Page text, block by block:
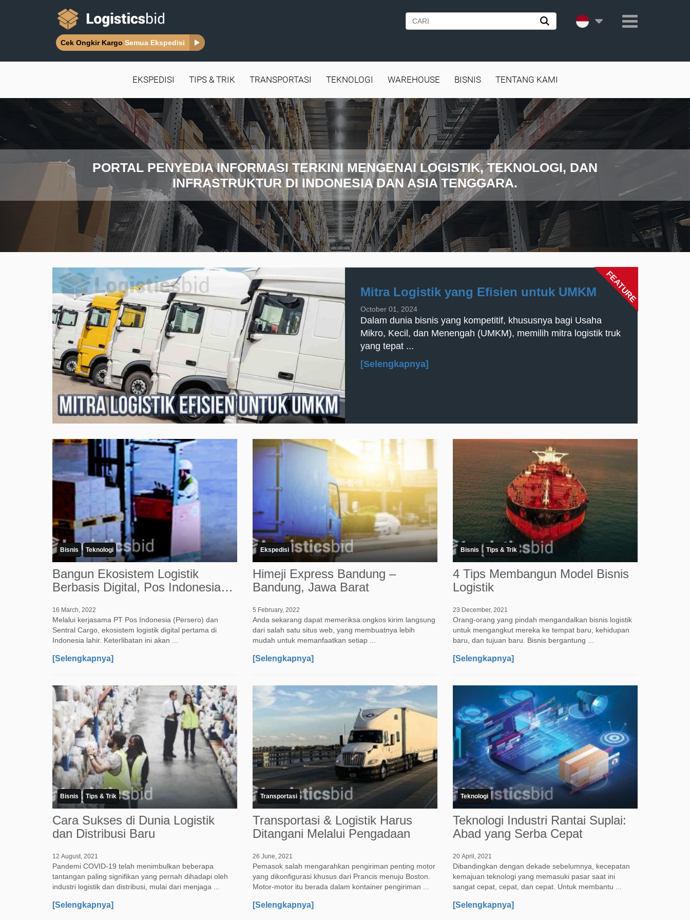
Cek Ongkir Kargo Semua Ekspedisi
EKSPEDISI TIPS & TRIK TRANSPORTASI TEKNOLOGI WAREHOUSE BISNIS TENTANG KAMI
PORTAL PENYEDIA INFORMASI TERKINI MENGENAI LOGISTIK, TEKNOLOGI, DAN
INFRASTRUKTUR DI INDONESIA DAN ASIA TENGGARA.
FEATURE
Mitra Logistik yang Efisien untuk UMKM
October 01, 2024
Dalam dunia bisnis yang kompetitif, khususnya bagi Usaha
Mikro, Kecil, dan Menengah (UMKM), memilih mitra logistik truk
yang tepat ...
[Selengkapnya]
Bisnis Teknologi
Bangun Ekosistem Logistik
Berbasis Digital, Pos Indonesia
16 March, 2022
Melalui kerjasama PT Pos Indonesia (Persero) dan
Sentral Cargo, ekosistem logistik digital pertama di
Indonesia lahir. Keterlibatan ini akan ...
[Selengkapnya]
Ekspedisi
Himeji Express Bandung –
Bandung, Jawa Barat
5 February, 2022
Anda sekarang dapat memeriksa ongkos kirim langsung
dari salah satu situs web, yang membuatnya lebih
mudah untuk memanfaatkan setiap ...
[Selengkapnya]
Bisnis Tips & Trik
4 Tips Membangun Model Bisnis
Logistik
23 December, 2021
Orang-orang yang pindah mengandalkan bisnis logistik
untuk mengangkut mereka ke tempat baru, kehidupan
baru, dan tujuan baru. Bisnis bergantung ...
[Selengkapnya]
Bisnis Tips & Trik
Cara Sukses di Dunia Logistik
dan Distribusi Baru
12 August, 2021
Pandemi COVID-19 telah menimbulkan beberapa
tantangan paling signifikan yang pernah dihadapi oleh
industri logistik dan distribusi, mulai dari menjaga ...
[Selengkapnya]
Transportasi
Transportasi & Logistik Harus
Ditangani Melalui Pengadaan
26 June, 2021
Pemasok salah mengarahkan pengiriman penting motor
yang dikonfigurasi khusus dari Prancis menuju Boston.
Motor-motor itu berada dalam kontainer pengiriman ...
[Selengkapnya]
Teknologi
Teknologi Industri Rantai Suplai:
Abad yang Serba Cepat
20 April, 2021
Dibandingkan dengan dekade sebelumnya, kecepatan
kemajuan teknologi yang memasuki pasar saat ini
sangat cepat, cepat, dan cepat. Untuk membantu ...
[Selengkapnya]